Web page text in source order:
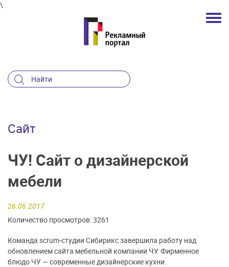
\
Сайт
ЧУ! Сайт о дизайнерской
мебели
26.06.2017
Количество просмотров: 3261
Команда scrum-студии Сибирикс завершила работу над
обновлением сайта мебельной компании ЧУ. Фирменное
блюдо ЧУ — современные дизайнерские кухни.